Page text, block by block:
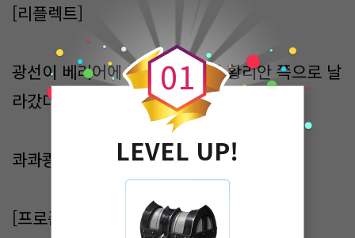
[리플렉트]
광선이 베리어에 닿자마자 휘어 황리안 쪽으로 날
라갔다.
콰콰쾅!
[프로즌체인]
0
0
1
LEVEL UP!